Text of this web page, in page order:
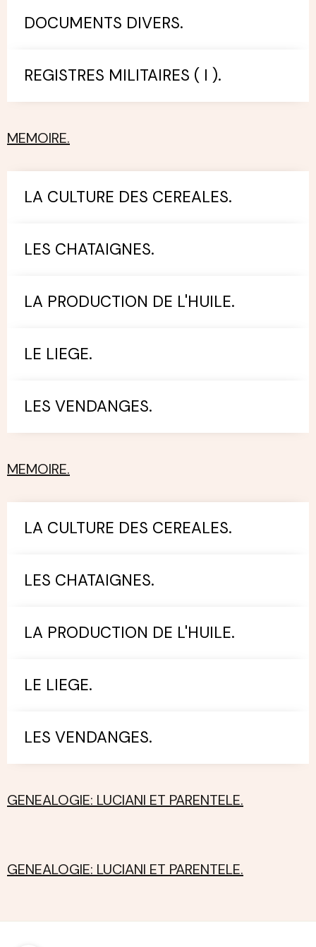
DOCUMENTS DIVERS.
REGISTRES MILITAIRES ( I ).
MEMOIRE.
LA CULTURE DES CEREALES.
LES CHATAIGNES.
LA PRODUCTION DE L'HUILE.
LE LIEGE.
LES VENDANGES.
MEMOIRE.
LA CULTURE DES CEREALES.
LES CHATAIGNES.
LA PRODUCTION DE L'HUILE.
LE LIEGE.
LES VENDANGES.
GENEALOGIE: LUCIANI ET PARENTELE.
GENEALOGIE: LUCIANI ET PARENTELE.